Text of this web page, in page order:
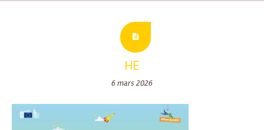
HE
6 mars 2026